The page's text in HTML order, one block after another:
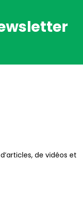
de vidéos et